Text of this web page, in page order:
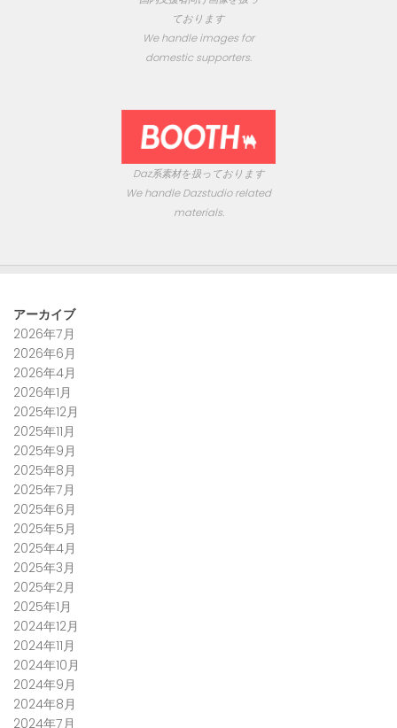
ております
We handle images for
domestic supporters.
Daz系素材を扱っております
We handle Dazstudio related
materials.
アーカイブ
2026年7月
2026年6月
2026年4月
2026年1月
2025年12月
2025年11月
2025年9月
2025年8月
2025年7月
2025年6月
2025年5月
2025年4月
2025年3月
2025年2月
2025年1月
2024年12月
2024年11月
2024年10月
2024年9月
2024年8月
2024年7月